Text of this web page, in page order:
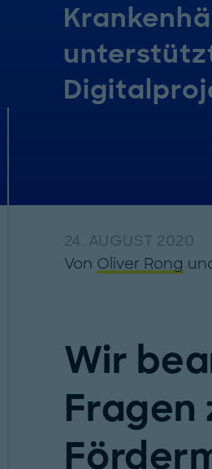
24. AUGUST 2020
Von Oliver Rong
Wir
Fragen